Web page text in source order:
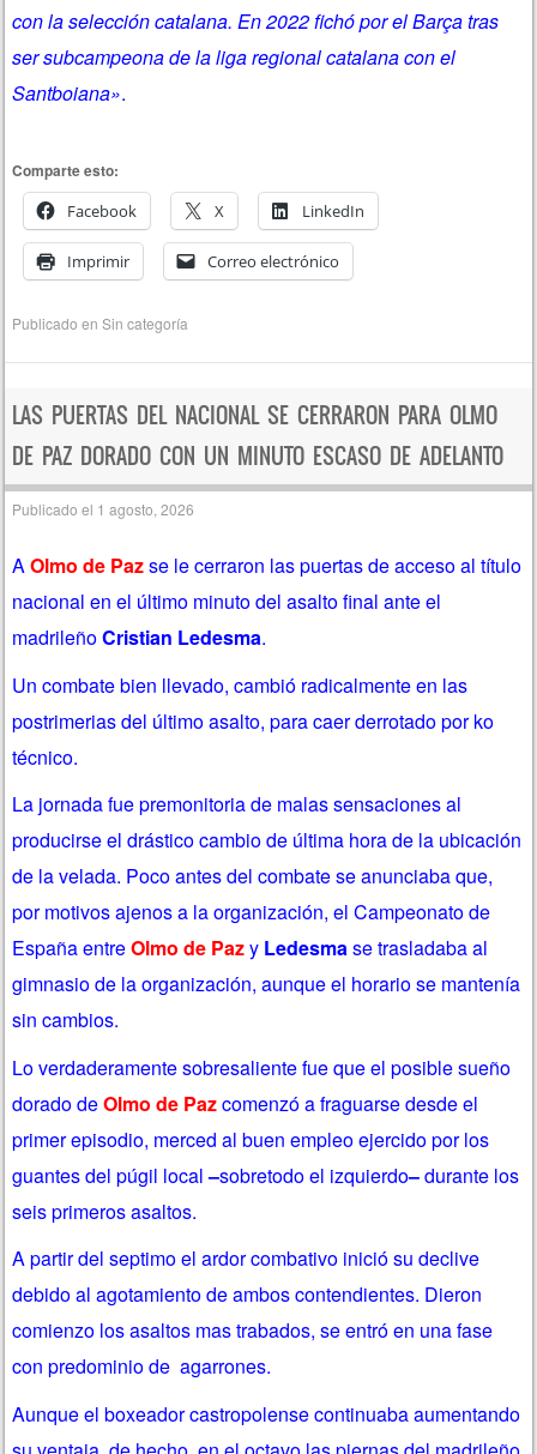
con la selección catalana. En 2022 fichó por el Barça tras
ser subcampeona de la liga regional catalana con el
Santboiana».
Comparte esto:
Facebook
X LinkedIn
Imprimir Correo electrónico
Publicado enSin categoría
LAS PUERTAS DEL NACIONAL SE CERRARON PARA OLMO
DE PAZ DORADO CON UN MINUTO ESCASO DE ADELANTO
Publicado el 1 agosto, 2026
AOlmo de Pazse le cerraron las puertas de acceso al título
nacional en el último minuto del asalto final ante el
madrileñoCristian Ledesma.
Un combate bien llevado, cambió radicalmente en las
postrimerias del último asalto, para caer derrotado por ko
técnico.
La jornada fue premonitoria de malas sensaciones al
producirse el drástico cambio de última hora de la ubicación
de la velada. Poco antes del combate se anunciaba que,
por motivos ajenos a la organización, el Campeonato de
España entreOlmo de Pazy Ledesmase trasladaba al
gimnasio de la organización, aunque el horario se mantenía
sin cambios.
Lo verdaderamente sobresaliente fue que el posible sueño
dorado deOlmo de Pazcomenzó a fraguarse desde el
primer episodio, merced al buen empleo ejercido por los
guantes del púgil local–sobretodo el izquierdo–durante los
seis primeros asaltos.
A partir del septimo el ardor combativo inició su declive
debido al agotamiento de ambos contendientes. Dieron
comienzo los asaltos mas trabados, se entró en una fase
con predominio de agarrones.
Aunque el boxeador castropolense continuaba aumentando